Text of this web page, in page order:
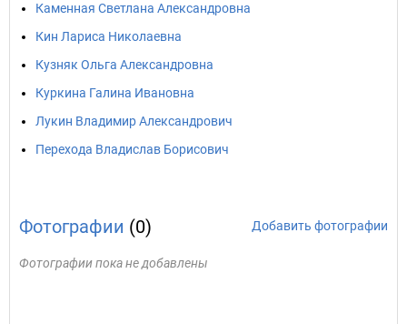
Каменная Светлана Александровна
Кин Лариса Николаевна
Кузняк Ольга Александровна
Куркина Галина Ивановна
Лукин Владимир Александрович
Перехода Владислав Борисович
Фотографии (0) Добавить фотографии
Фотографии пока не добавлены